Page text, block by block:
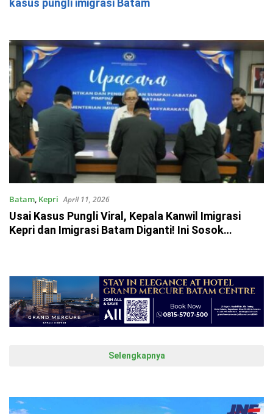
kasus pungli imigrasi Batam
Batam, Kepri April 11, 2026
Usai Kasus Pungli Viral, Kepala Kanwil Imigrasi
Kepri dan Imigrasi Batam Diganti! Ini Sosok
Selengkapnya